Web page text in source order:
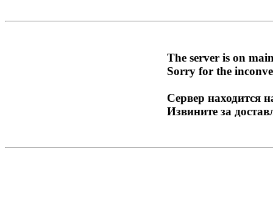
The server is on
Sorry for the
Сервер находится
Извините за